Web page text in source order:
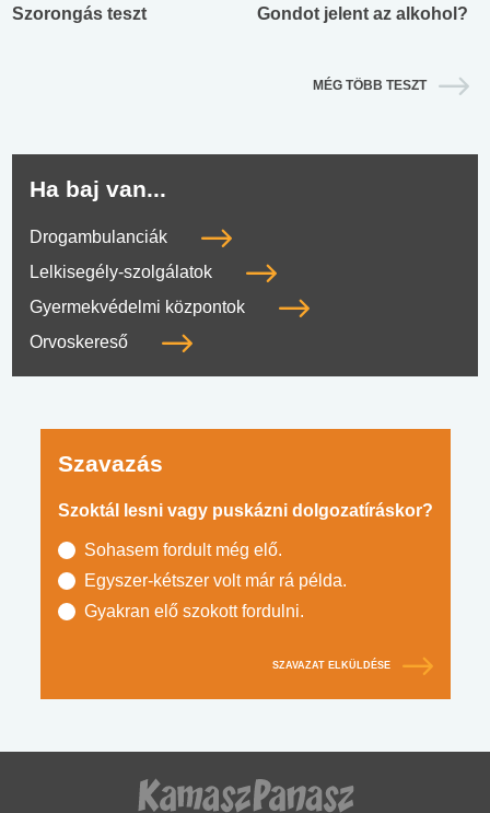
Szorongás teszt Gondot jelent az alkohol?
MÉG TÖBB TESZT
Ha baj van...
Drogambulanciák
Lelkisegély-szolgálatok
Gyermekvédelmi központok
Orvoskereső
Szavazás
Szoktál lesni vagy puskázni dolgozatíráskor?
Sohasem fordult még elő.
Egyszer-kétszer volt már rá példa.
Gyakran elő szokott fordulni.
SZAVAZAT ELKÜLDÉSE